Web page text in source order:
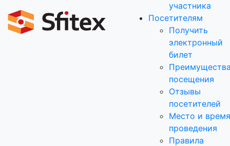
участника
Посетителям
Получить
электронный
билет
посещения
Отзывы
посетителей
Место и время
проведения
Правила